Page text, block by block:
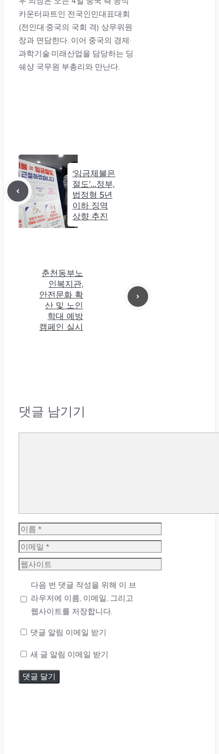
카운터파트인 전국인민대표대회
(전인대·중국의 국회 격) 상무위원
장과 면담한다. 이어 중국의 경제·
과학기술·미래산업을 담당하는 딩
쉐샹 국무원 부총리와 만난다.
‘임금체불은
절도’…정부,
법정형 5년
이하 징역
상향 추진
춘천동부노
인복지관,
안전문화 확
산 및 노인
학대 예방
캠페인 실시
댓글 남기기
이
름
이
메
일
웹
트
다음 번 댓글 작성을 위해 이 브
라우저에 이름, 이메일, 그리고
웹사이트를 저장합니다.
댓글 알림 이메일 받기
새 글 알림 이메일 받기